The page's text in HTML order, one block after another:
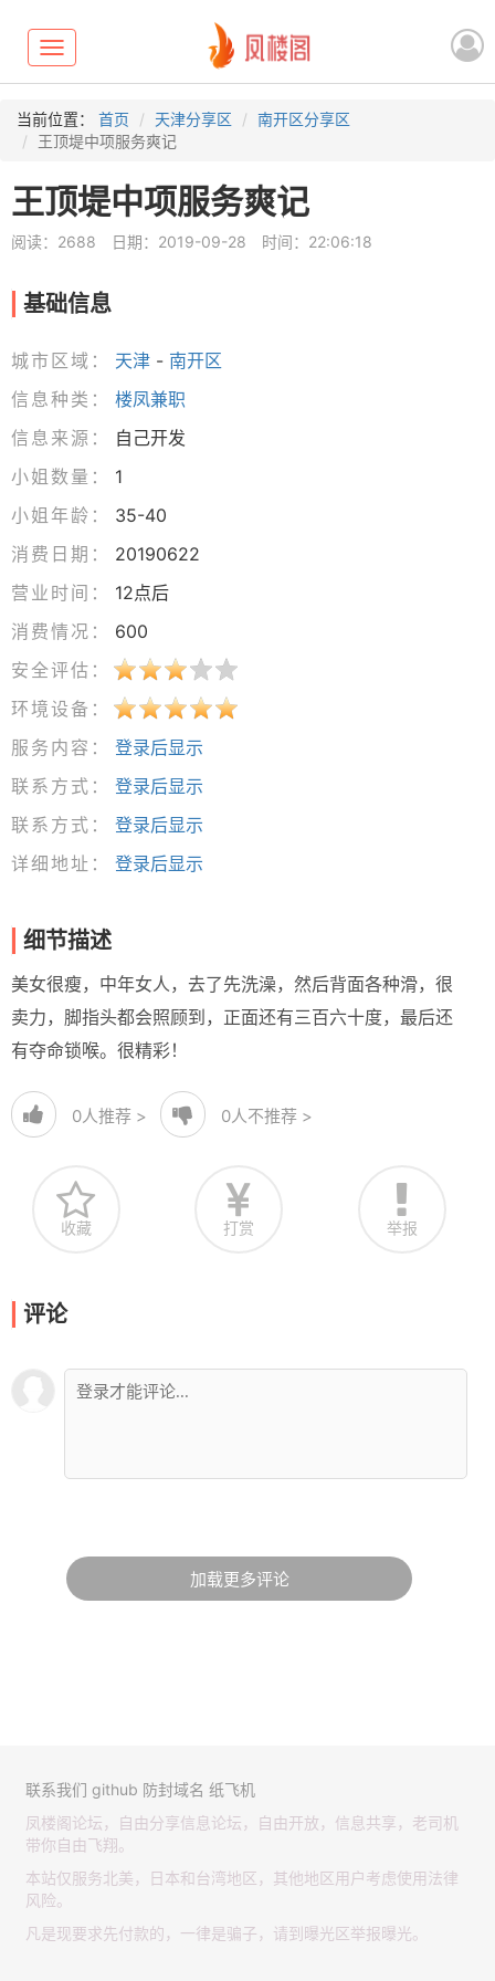
Toggle
navigation
当前位置： 首页 天津分享区
南开区分享区
王顶堤中项服务爽记
王顶堤中项服务爽记
阅读：2688 日期：2019-09-28 时间：22:06:18
基础信息
城市区域： 天津 - 南开区
信息种类：
楼凤兼职
信息来源：
自己开发
小姐数量：
1
小姐年龄：
35-40
消费日期：
20190622
营业时间：
12点后
消费情况：
600
安全评估：
环境设备：
服务内容：
登录后显示
联系方式：
登录后显示
联系方式：
登录后显示
详细地址：
登录后显示
细节描述
美女很瘦，中年女人，去了先洗澡，然后背面各种滑，很
卖力，脚指头都会照顾到，正面还有三百六十度，最后还
有夺命锁喉。很精彩！
0人推荐 > 0人不推荐 >
收藏 打赏 举报
评论
加载更多评论
联系我们 github 防封域名 纸飞机
凤楼阁论坛，自由分享信息论坛，自由开放，信息共享，老司机
带你自由飞翔。
本站仅服务北美，日本和台湾地区，其他地区用户考虑使用法律
风险。
凡是现要求先付款的，一律是骗子，请到曝光区举报曝光。